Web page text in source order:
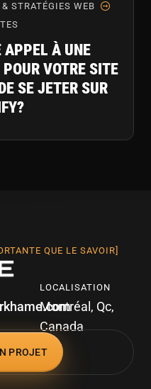
STRATÉGIES WEB
APPEL À UNE
VOTRE SITE
SE JETER SUR
QUE LE SAVOIR]
LOCALISATION
Montréal, Qc,
Canada
PROJET